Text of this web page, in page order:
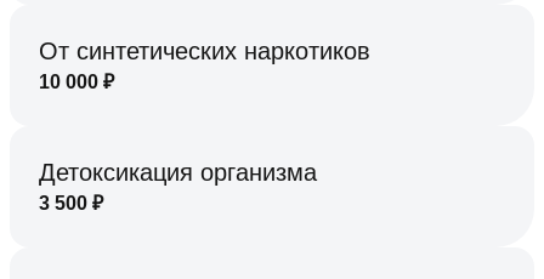
От синтетических наркотиков
10 000 ₽
Детоксикация организма
3 500 ₽